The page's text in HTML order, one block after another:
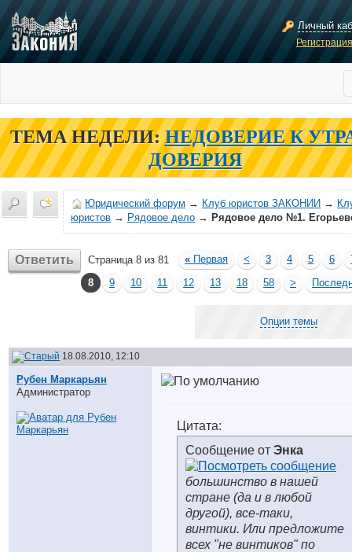
Личный
ТЕМА НЕДЕЛИ: НЕДОВЕРИЕ К
ДОВЕРИЯ
Юридический форум → Клуб юристов ЗАКОНИИ →
юристов → Рядовое дело → Рядовое дело №1.
Ответить Страница 8 из 81 « Первая < 3 4 5 6
8
9 10 11 12 13 18 58 >
Опции темы
18.08.2010, 12:10
Рубен Маркарьян
Администратор
Цитата:
Сообщение от Энка
большинство в нашей
стране (да и в любой
другой), все-таки,
винтики. Или предложите
всех "не винтиков" по